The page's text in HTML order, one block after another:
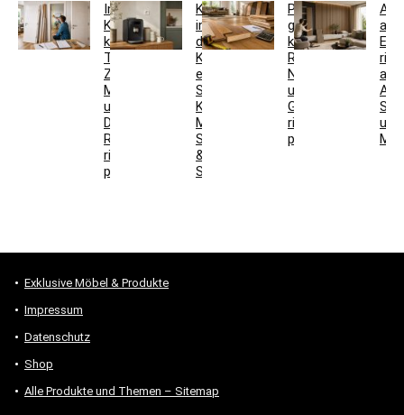
Innentür-
Komplettset
kaufen:
Türblatt,
Zarge,
Maße
und
DIN-
Richtung
richtig
prüfen
Kaffeestation
in
der
Küche
einrichten:
Sideboard,
Kaffeeschrank,
Maße,
Steckdosen
&
Stauraum
Parkett
günstig
kaufen:
Restposten,
Nutzschicht
und
Gesamtkosten
richtig
prüfen
aus
und
Exklusive Möbel & Produkte
Impressum
Datenschutz
Shop
Alle Produkte und Themen – Sitemap